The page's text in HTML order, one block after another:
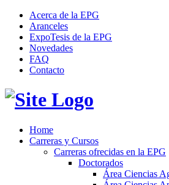
Acerca de la EPG
Aranceles
ExpoTesis de la EPG
Novedades
FAQ
Contacto
Home
Carreras y Cursos
Carreras ofrecidas en la EPG
Doctorados
Área Ciencias